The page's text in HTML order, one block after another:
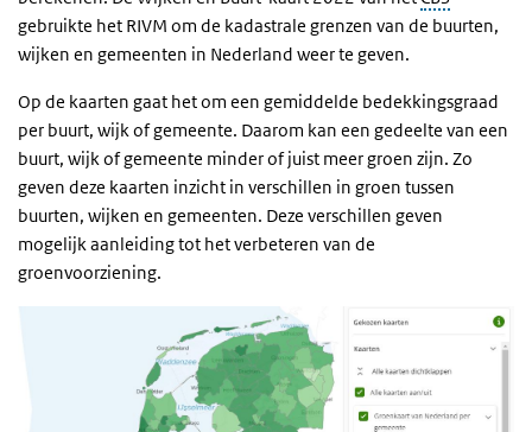
gebruikte het RIVM om de kadastrale grenzen van de buurten,
wijken en gemeenten in Nederland weer te geven.
Op de kaarten gaat het om een gemiddelde bedekkingsgraad
per buurt, wijk of gemeente. Daarom kan een gedeelte van een
buurt, wijk of gemeente minder of juist meer groen zijn. Zo
geven deze kaarten inzicht in verschillen in groen tussen
buurten, wijken en gemeenten. Deze verschillen geven
mogelijk aanleiding tot het verbeteren van de
groenvoorziening.